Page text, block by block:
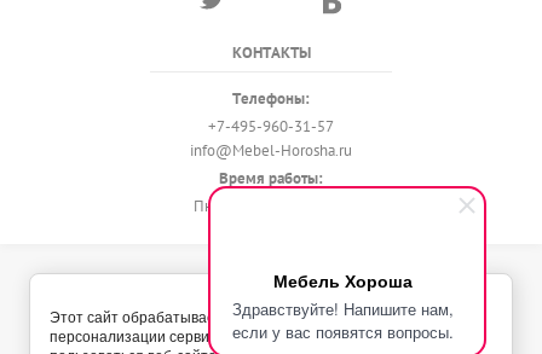
Мебель Хороша
Здравствуйте! Напишите нам,
если у вас появятся вопросы.
КОНТАКТЫ
Телефоны:
+7-495-960-31-57
info@Mebel-Horosha.ru
Время работы:
Пн - Вс с 9:00 до 22:00
© 2018 - 2026 Мебель-Хороша
Политика конфиденциальности
Этот сайт обрабатывает Cookies с целью
персонализации сервисов и чтобы